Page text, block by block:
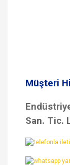
Müşteri
San. Tic.